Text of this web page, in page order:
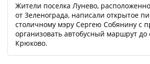
Жители поселка Лунево,
от Зеленограда, написали открытое
столичному мэру Сергею Собянину с
организовать автобусный маршрут до
Крюково.